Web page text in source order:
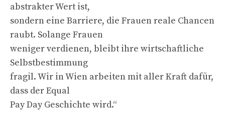
abstrakter Wert ist,
sondern eine Barriere, die Frauen reale Chancen
raubt. Solange Frauen
weniger verdienen, bleibt ihre wirtschaftliche
Selbstbestimmung
fragil. Wir in Wien arbeiten mit aller Kraft dafür,
dass der Equal
Pay Day Geschichte wird.“